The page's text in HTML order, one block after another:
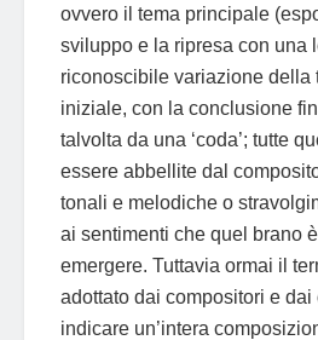
ovvero il tema principale
sviluppo e la ripresa con una
riconoscibile variazione della
iniziale, con la conclusione
talvolta da una ‘coda’; tutte
essere abbellite dal
tonali e melodiche o
ai sentimenti che quel brano
emergere. Tuttavia ormai il
adottato dai compositori e
indicare un’intera